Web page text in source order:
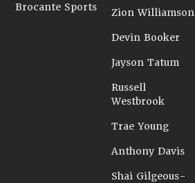
Brocante Sports
Zion Williamson
Devin Booker
Jayson Tatum
Russell
Westbrook
Trae Young
Anthony Davis
Shai Gilgeous-